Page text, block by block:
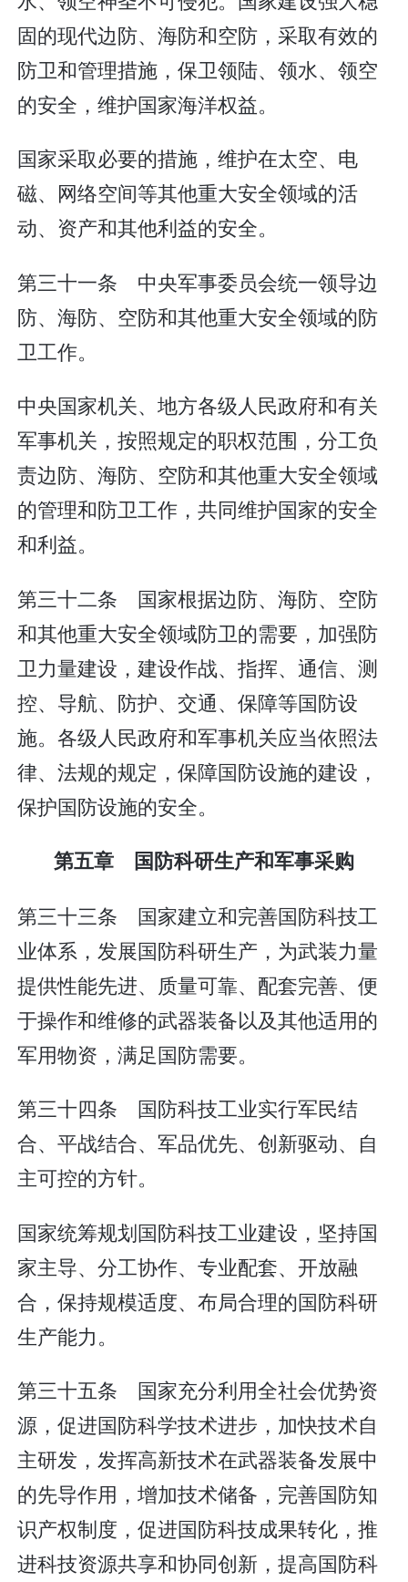
固的现代边防、海防和空防，采取有效的
防卫和管理措施，保卫领陆、领水、领空
的安全，维护国家海洋权益。
国家采取必要的措施，维护在太空、电
磁、网络空间等其他重大安全领域的活
动、资产和其他利益的安全。
第三十一条 中央军事委员会统一领导边
防、海防、空防和其他重大安全领域的防
卫工作。
中央国家机关、地方各级人民政府和有关
军事机关，按照规定的职权范围，分工负
责边防、海防、空防和其他重大安全领域
的管理和防卫工作，共同维护国家的安全
和利益。
第三十二条 国家根据边防、海防、空防
和其他重大安全领域防卫的需要，加强防
卫力量建设，建设作战、指挥、通信、测
控、导航、防护、交通、保障等国防设
施。各级人民政府和军事机关应当依照法
律、法规的规定，保障国防设施的建设，
保护国防设施的安全。
第五章 国防科研生产和军事采购
第三十三条 国家建立和完善国防科技工
业体系，发展国防科研生产，为武装力量
提供性能先进、质量可靠、配套完善、便
于操作和维修的武器装备以及其他适用的
军用物资，满足国防需要。
第三十四条 国防科技工业实行军民结
合、平战结合、军品优先、创新驱动、自
主可控的方针。
国家统筹规划国防科技工业建设，坚持国
家主导、分工协作、专业配套、开放融
合，保持规模适度、布局合理的国防科研
生产能力。
第三十五条 国家充分利用全社会优势资
源，促进国防科学技术进步，加快技术自
主研发，发挥高新技术在武器装备发展中
的先导作用，增加技术储备，完善国防知
识产权制度，促进国防科技成果转化，推
进科技资源共享和协同创新，提高国防科